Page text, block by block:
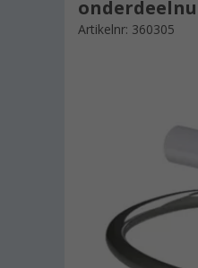
Artikelnr: 360305